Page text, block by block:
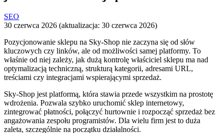
SEO
30 czerwca 2026 (aktualizacja: 30 czerwca 2026)
Pozycjonowanie sklepu na Sky-Shop nie zaczyna się od słów
kluczowych czy linków, ale od możliwości samej platformy. To
właśnie od niej zależy, jak dużą kontrolę właściciel sklepu ma nad
optymalizacją techniczną, strukturą kategorii, adresami URL,
treściami czy integracjami wspierającymi sprzedaż.
Sky-Shop jest platformą, która stawia przede wszystkim na prostotę
wdrożenia. Pozwala szybko uruchomić sklep internetowy,
zintegrować płatności, połączyć hurtownie i rozpocząć sprzedaż bez
angażowania zespołu programistów. Dla wielu firm jest to duża
zaleta, szczególnie na początku działalności.